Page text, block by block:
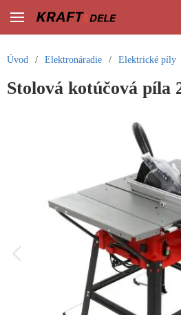
Úvod / Elektronáradie / Elektrické píly
Stolová kotúčová píla